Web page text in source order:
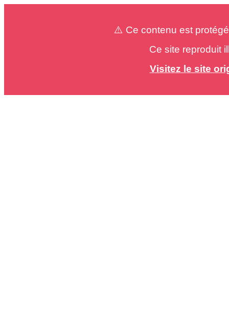
⚠️ Ce contenu est
Ce site reproduit
Visitez le site